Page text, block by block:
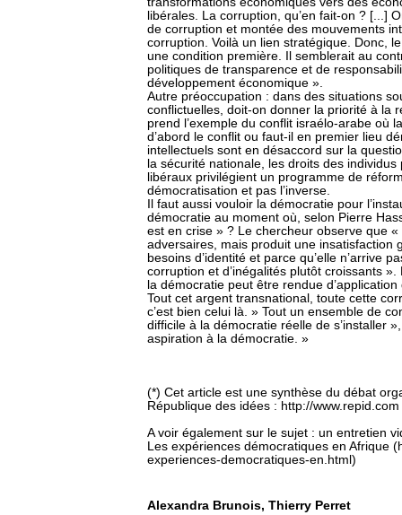
libérales. La corruption, qu’en fait-on ? [...]
de corruption et montée des mouvements
corruption. Voilà un lien stratégique. Donc,
une condition première. Il semblerait au
politiques de transparence et de
développement économique ».
Autre préoccupation : dans des situations
conflictuelles, doit-on donner la priorité à la
prend l’exemple du conflit israélo-arabe où
d’abord le conflit ou faut-il en premier lieu
intellectuels sont en désaccord sur la
la sécurité nationale, les droits des
libéraux privilégient un programme de
démocratisation et pas l’inverse.
Il faut aussi vouloir la démocratie pour
démocratie au moment où, selon Pierre
est en crise » ? Le chercheur observe que
adversaires, mais produit une insatisfaction
besoins d’identité et parce qu’elle n’arrive
corruption et d’inégalités plutôt croissants
la démocratie peut être rendue
Tout cet argent transnational, toute cette
c’est bien celui là. » Tout un ensemble de
difficile à la démocratie réelle de s’installer
aspiration à la démocratie. »
(*) Cet article est une synthèse du débat
République des idées : http://www.repid.com
A voir également sur le sujet : un entretien
Les expériences démocratiques en Afrique
experiences-democratiques-en.html)
Alexandra Brunois, Thierry Perret